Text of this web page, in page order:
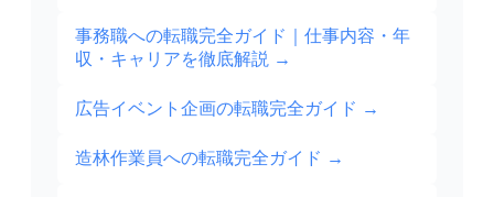
事務職への転職完全ガイド｜仕事内容・年
収・キャリアを徹底解説 →
広告イベント企画の転職完全ガイド →
造林作業員への転職完全ガイド →